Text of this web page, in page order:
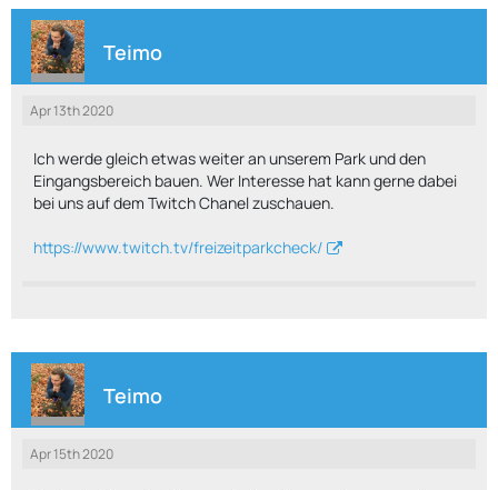
Teimo
Apr 13th 2020
Ich werde gleich etwas weiter an unserem Park und den
Eingangsbereich bauen. Wer Interesse hat kann gerne dabei
bei uns auf dem Twitch Chanel zuschauen.
https://www.twitch.tv/freizeitparkcheck/
Teimo
Apr 15th 2020